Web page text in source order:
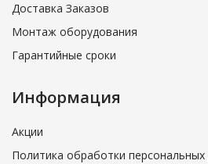
охлаждается и осушается летом, а
увлажняется зимой за счет
различным газам, что
загрязняющих веществ (углекислый
стенки теплообменника.
Доставка Заказов
Монтаж оборудования
Гарантийные сроки
Информация
Акции
Политика обработки